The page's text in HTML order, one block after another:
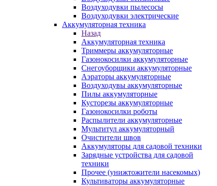
Воздуходувки пылесосы
Воздуходувки электрические
Аккумуляторная техника
Назад
Аккумуляторная техника
Триммеры аккумуляторные
Газонокосилки аккумуляторные
Снегоуборщики аккумуляторные
Аэраторы аккумуляторные
Воздуходувы аккумуляторные
Пилы аккумуляторные
Кусторезы аккумуляторные
Газонокосилки роботы
Распылители аккумуляторные
Мультитул аккумуляторный
Очистители швов
Аккумуляторы для садовой техники
Зарядные устройства для садовой
техники
Прочее (унижтожители насекомых)
Культиваторы аккумуляторные